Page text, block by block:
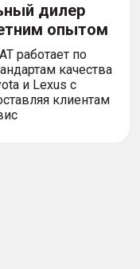
дилер
опытом
работает по
качества
и Lexus с
клиентам